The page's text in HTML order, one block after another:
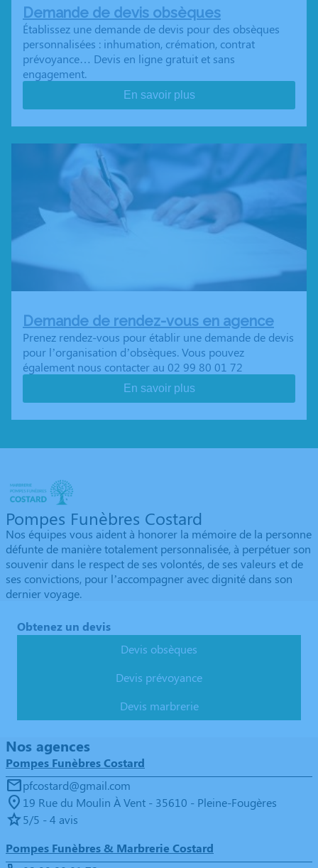
Demande de devis obsèques
Établissez une demande de devis pour des obsèques
personnalisées : inhumation, crémation, contrat
prévoyance… Devis en ligne gratuit et sans
engagement.
En savoir plus
Demande de rendez-vous en agence
Prenez rendez-vous pour établir une demande de devis
pour l’organisation d’obsèques. Vous pouvez
également nous contacter au 02 99 80 01 72
En savoir plus
Pompes Funèbres Costard
Nos équipes vous aident à honorer la mémoire de la personne
défunte de manière totalement personnalisée, à perpétuer son
souvenir dans le respect de ses volontés, de ses valeurs et de
ses convictions, pour l’accompagner avec dignité dans son
dernier voyage.
Obtenez un devis
Devis obsèques
Devis prévoyance
Devis marbrerie
Nos agences
Pompes Funèbres Costard
pfcostard@gmail.com
19 Rue du Moulin À Vent - 35610 - Pleine-Fougères
5/5 - 4 avis
Pompes Funèbres & Marbrerie Costard